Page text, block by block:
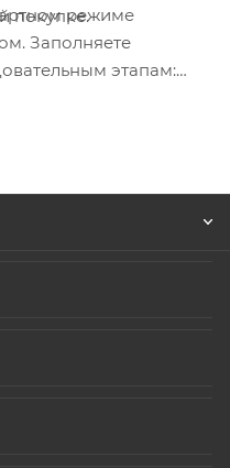
покупке.режиме
Заполняете
этапам: